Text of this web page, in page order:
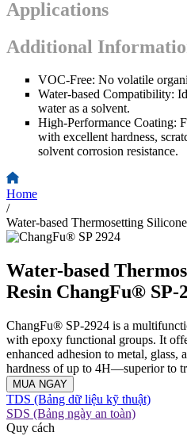
Applications
Additional
VOC-Free: No volatile
Water-based Compatibility:
water as a solvent.
High-Performance Coating:
with excellent hardness,
solvent corrosion resistance.
Home
/
Water-based Thermosetting
Water-based
Resin ChangFu® SP-
ChangFu® SP-2924 is a
with epoxy functional groups. It
enhanced adhesion to metal, glass,
hardness of up to 4H—superior to
MUA NGAY
TDS (Bảng dữ liệu kỹ thuật)
SDS (Bảng ngày an toàn)
Quy cách